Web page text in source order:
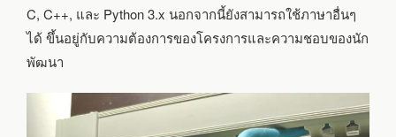
C, C++, และ Python 3.x นอกจากนี้ยังสามารถใช้ภาษาอื่นๆ
ได้ ขึ้นอยู่กับความต้องการของโครงการและความชอบของนัก
พัฒนา